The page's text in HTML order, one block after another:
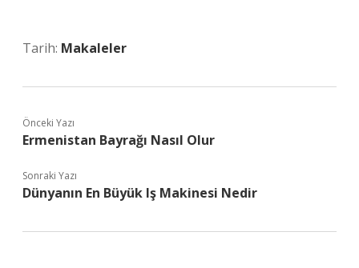
Tarih: Makaleler
Önceki Yazı
Ermenistan Bayrağı Nasıl Olur
Sonraki Yazı
Dünyanın En Büyük Iş Makinesi Nedir